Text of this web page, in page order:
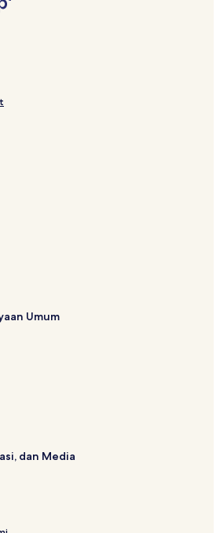
dekat Corso Vittorio
Delitto
Condotti
Bagaglino
Nazionale
Umum
dan Media